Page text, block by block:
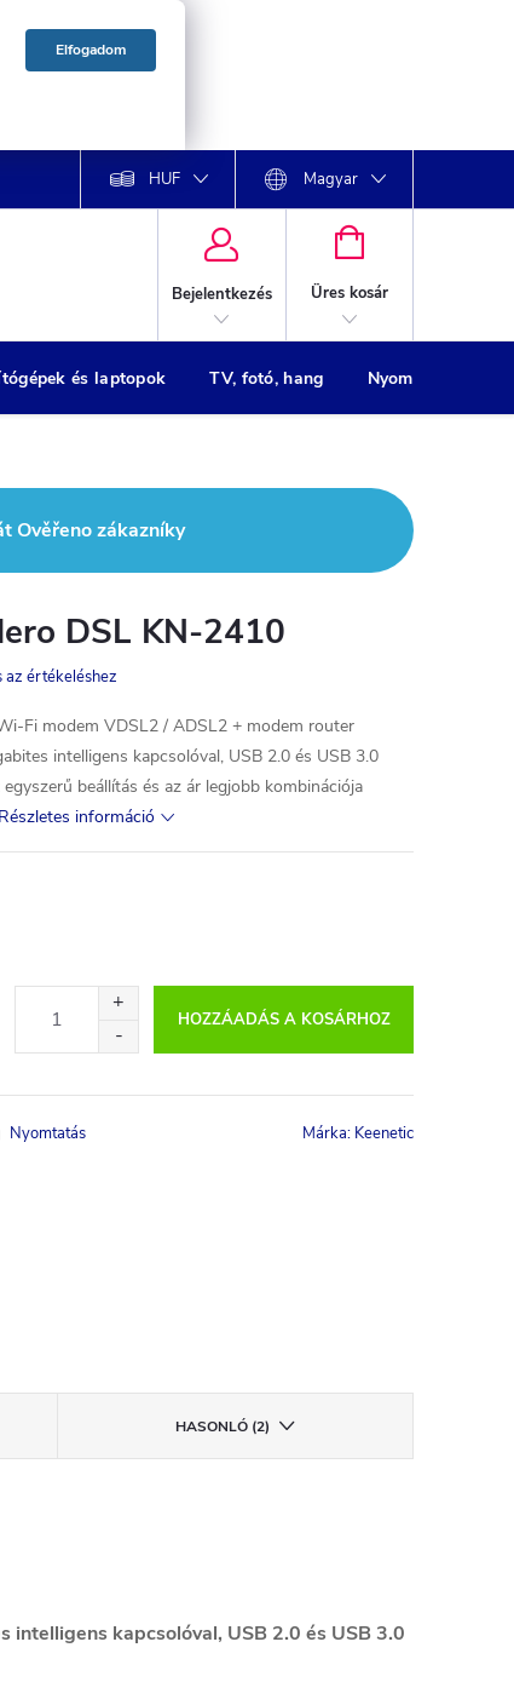
Elfogadom
HUF Magyar
Bejelentkezés
KOSÁR
Üres kosár
és laptopok TV, fotó, hang Nyomtatók
Ověřeno zákazníky
DSL KN-2410
az értékeléshez
Fi modem VDSL2 / ADSL2 + modem router
intelligens kapcsolóval, USB 2.0 és USB 3.0
beállítás és az ár legjobb kombinációja
Részletes információ
HOZZÁADÁS A KOSÁRHOZ
Nyomtatás Márka: Keenetic
HASONLÓ (2)
kapcsolóval, USB 2.0 és USB 3.0